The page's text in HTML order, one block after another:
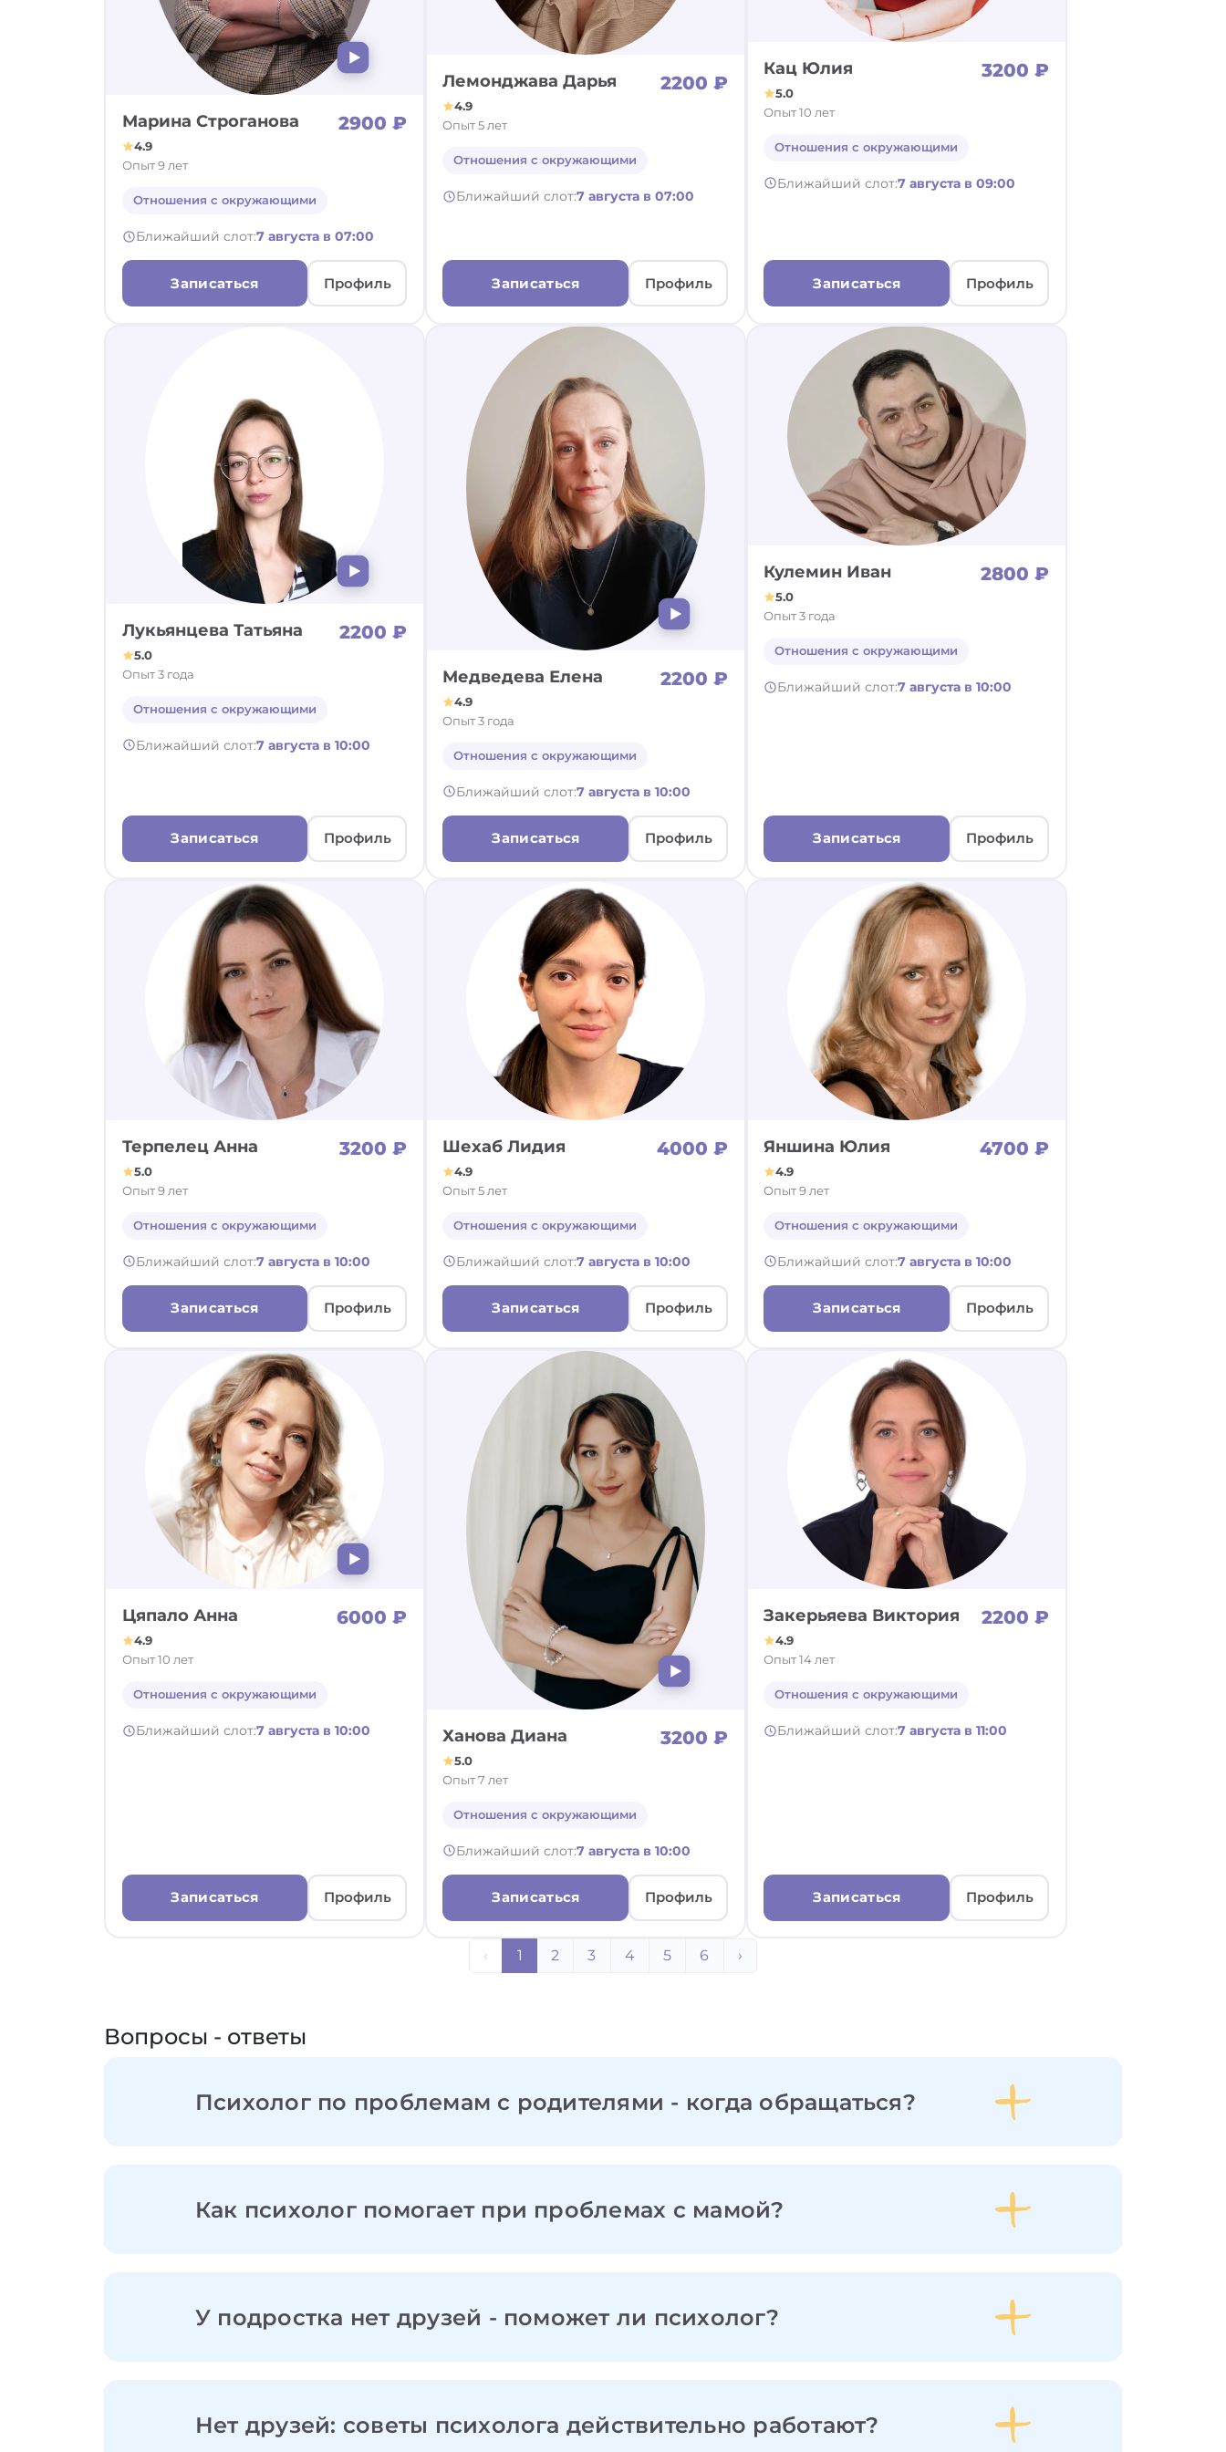
здоровьем, психосоматика
Деструктивное поведение,
эмоциональные поступки
Спортивная психология
Развитие SOFT SKILLS
Личная жизнь, отношения,
Мультимодальный подход
Транзактный анализ
Марина Строганова 2900 ₽
4.9
Опыт 9 лет
Отношения с окружающими
Ближайший слот:7 августа в 07:00
Записаться Профиль
Лемонджава Дарья 2200 ₽
4.9
Опыт 5 лет
Отношения с окружающими
Ближайший слот:7 августа в 07:00
Записаться Профиль
Кац Юлия 3200 ₽
5.0
Опыт 10 лет
Отношения с окружающими
Ближайший слот:7 августа в 09:00
Записаться Профиль
Лукьянцева Татьяна 2200 ₽
5.0
Опыт 3 года
Отношения с окружающими
Ближайший слот:7 августа в 10:00
Записаться Профиль
Медведева Елена 2200 ₽
4.9
Опыт 3 года
Отношения с окружающими
Ближайший слот:7 августа в 10:00
Записаться Профиль
Кулемин Иван 2800 ₽
5.0
Опыт 3 года
Отношения с окружающими
Ближайший слот:7 августа в 10:00
Записаться Профиль
Терпелец Анна 3200 ₽
5.0
Опыт 9 лет
Отношения с окружающими
Ближайший слот:7 августа в 10:00
Записаться Профиль
Шехаб Лидия 4000 ₽
4.9
Опыт 5 лет
Отношения с окружающими
Ближайший слот:7 августа в 10:00
Записаться Профиль
Яншина Юлия 4700 ₽
4.9
Опыт 9 лет
Отношения с окружающими
Ближайший слот:7 августа в 10:00
Записаться Профиль
Цяпало Анна 6000 ₽
4.9
Опыт 10 лет
Отношения с окружающими
Ближайший слот:7 августа в 10:00
Записаться Профиль
Ханова Диана 3200 ₽
5.0
Опыт 7 лет
Отношения с окружающими
Ближайший слот:7 августа в 10:00
Записаться Профиль
Закерьяева Виктория 2200 ₽
4.9
Опыт 14 лет
Отношения с окружающими
Ближайший слот:7 августа в 11:00
Записаться Профиль
‹ 1 2 3 4 5 6 ›
Вопросы - ответы
Психолог по проблемам с родителями - когда обращаться?
Как психолог помогает при проблемах с мамой?
У подростка нет друзей - поможет ли психолог?
Нет друзей: советы психолога действительно работают?